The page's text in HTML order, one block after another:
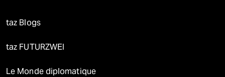
taz Blogs
taz FUTURZWEI
Le Monde diplomatique